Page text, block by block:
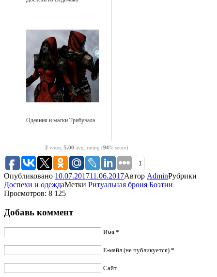
Одеяния и маски Трибунала
2 votes, 5.00 avg. rating (94% score)
1
Опубликовано 10.07.201711.06.2017Автор AdminРубрики
Доспехи и одеждаМетки Ритуальная броня Боэтии
Просмотров: 8 125
Добавь коммент
Имя *
Е-майл (не публикуется) *
Сайт